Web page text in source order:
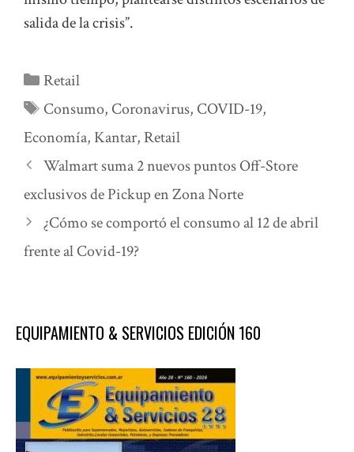
salida de la crisis”.
Categorías
Retail
Etiquetas
Consumo, Coronavirus, COVID-19,
Economía, Kantar, Retail
Walmart suma 2 nuevos puntos Off-Store
exclusivos de Pickup en Zona Norte
¿Cómo se comportó el consumo al 12 de abril
frente al Covid-19?
EQUIPAMIENTO & SERVICIOS EDICIÓN 160